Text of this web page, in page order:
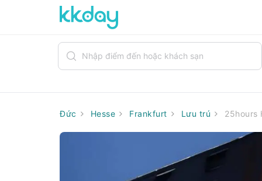
Đức Hesse Frankfurt Lưu trú 25hours